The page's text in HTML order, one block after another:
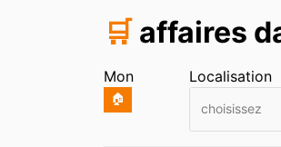
🛒 affaires
Mon
🏠
Localisation
choisissez